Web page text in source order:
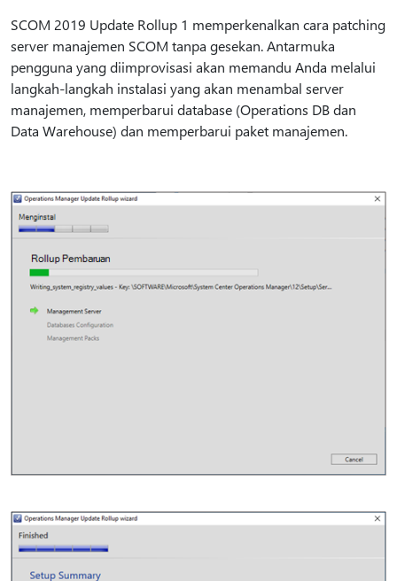
SCOM 2019 Update Rollup 1 memperkenalkan cara patching
server manajemen SCOM tanpa gesekan. Antarmuka
pengguna yang diimprovisasi akan memandu Anda melalui
langkah-langkah instalasi yang akan menambal server
manajemen, memperbarui database (Operations DB dan
Data Warehouse) dan memperbarui paket manajemen.